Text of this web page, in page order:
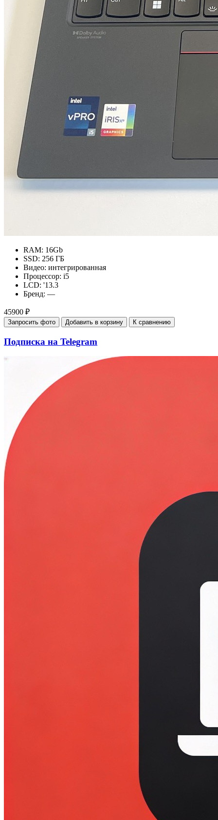
RAM: 16Gb
SSD: 256 ГБ
Видео: интегрированная
Процессор: i5
LCD: '13.3
Бренд: —
45900 ₽
Запросить фото Добавить в корзину К сравнению
Подписка на Telegram